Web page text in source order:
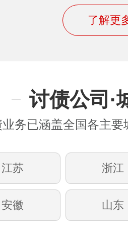
了解更
讨债公司·
务已涵盖全国各主
江苏 浙江
安徽 山东